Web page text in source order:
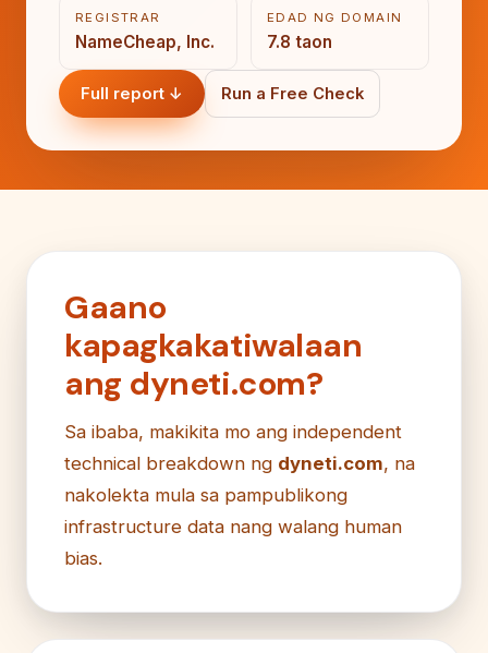
REGISTRAR
NameCheap, Inc.
EDAD NG DOMAIN
7.8 taon
Full report ↓ Run a Free Check
Gaano
kapagkakatiwalaan
ang dyneti.com?
Sa ibaba, makikita mo ang independent
technical breakdown ng dyneti.com, na
nakolekta mula sa pampublikong
infrastructure data nang walang human
bias.